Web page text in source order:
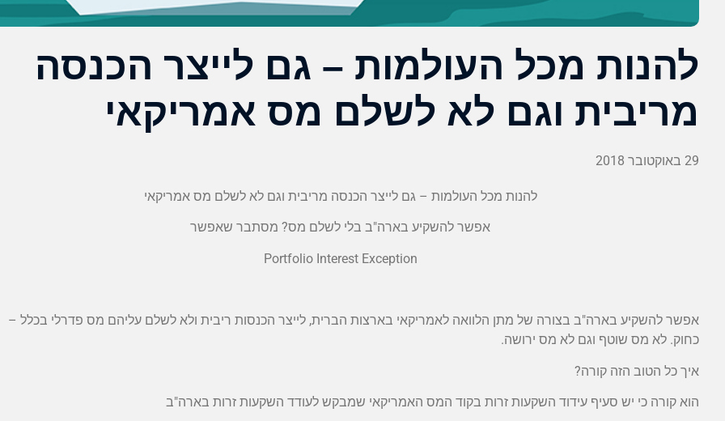
להנות מכל העולמות – גם לייצר הכנסה
מריבית וגם לא לשלם מס אמריקאי
29 באוקטובר 2018
להנות מכל העולמות – גם לייצר הכנסה מריבית וגם לא לשלם מס אמריקאי
אפשר להשקיע בארה"ב בלי לשלם מס? מסתבר שאפשר
Portfolio Interest Exception
אפשר להשקיע בארה"ב בצורה של מתן הלוואה לאמריקאי בארצות הברית, לייצר הכנסות ריבית ולא לשלם עליהם מס פדרלי בכלל –
כחוק. לא מס שוטף וגם לא מס ירושה.
איך כל הטוב הזה קורה?
הוא קורה כי יש סעיף עידוד השקעות זרות בקוד המס האמריקאי שמבקש לעודד השקעות זרות בארה"ב